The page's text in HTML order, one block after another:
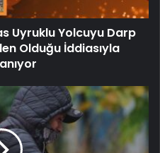
Uyruklu Yolcuyu Darp
Olduğu İddiasıyla